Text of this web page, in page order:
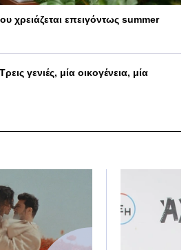
χρειάζεται επειγόντως summer
γενιές, μία οικογένεια, μία